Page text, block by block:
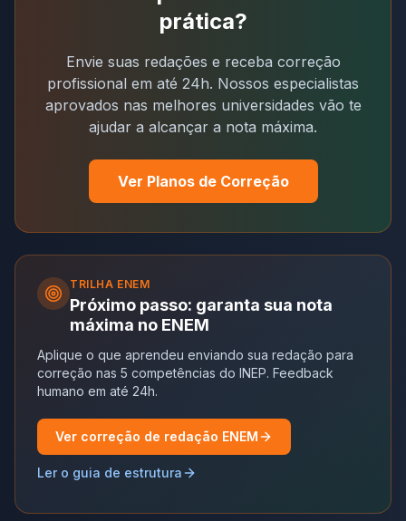
prática?
Envie suas redações e receba correção
profissional em até 24h. Nossos especialistas
aprovados nas melhores universidades vão te
ajudar a alcançar a nota máxima.
Ver Planos de Correção
TRILHA ENEM
Próximo passo: garanta sua nota
máxima no ENEM
Aplique o que aprendeu enviando sua redação para
correção nas 5 competências do INEP. Feedback
humano em até 24h.
Ver correção de redação ENEM
Ler o guia de estrutura